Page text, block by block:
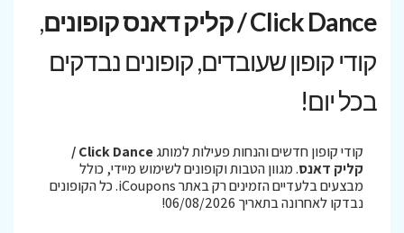
Click Dance / קליק דאנס קופונים
,
קודי קופון שעובדים, קופונים נבדקים
בכל יום!
קודי קופון חדשים והנחות פעילות למותג
Click Dance /
קליק דאנס. מגוון הטבות וקופונים לשימוש מיידי, כולל
מבצעים בלעדיים הזמינים רק באתר iCoupons. כל הקופונים
נבדקו לאחרונה בתאריך 06/08/2026!